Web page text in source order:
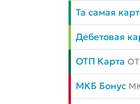
Та самая
Дебетовая
ОТП Карта
МКБ Бонус